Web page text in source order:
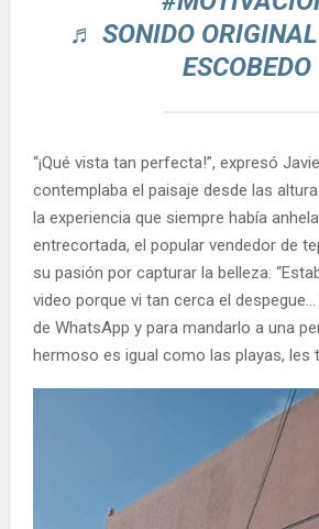
♬ SONIDO
ESCOBEDO
“¡Qué vista tan perfecta!”, expresó
contemplaba el paisaje desde las
la experiencia que siempre había
entrecortada, el popular vendedor de
su pasión por capturar la belleza:
video porque vi tan cerca el
de WhatsApp y para mandarlo a una
hermoso es igual como las playas, les